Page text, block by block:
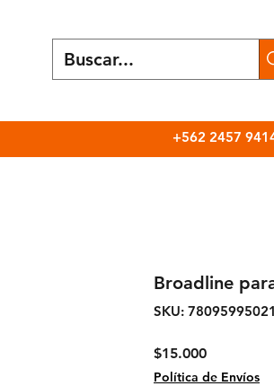
+562 2457
Broadline
SKU:
$15.000Precio
Política de Envíos